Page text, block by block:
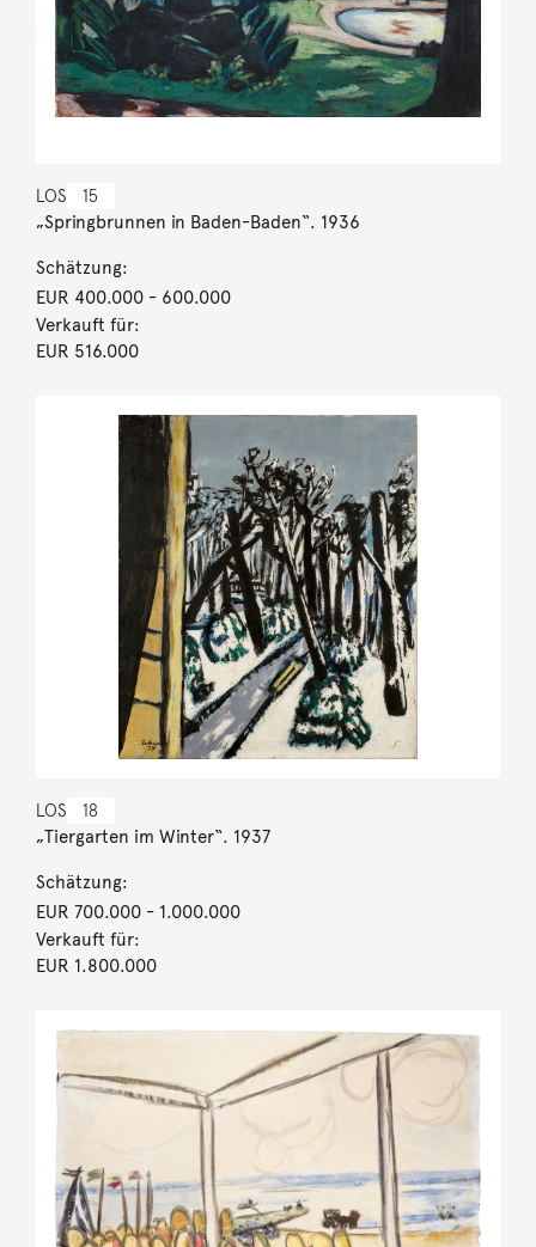
LOS 15
„Springbrunnen in Baden-Baden“. 1936
Schätzung:
EUR 400.000- 600.000
Verkauft für:
EUR 516.000
LOS 18
„Tiergarten im Winter“. 1937
Schätzung:
EUR 700.000- 1.000.000
Verkauft für:
EUR 1.800.000